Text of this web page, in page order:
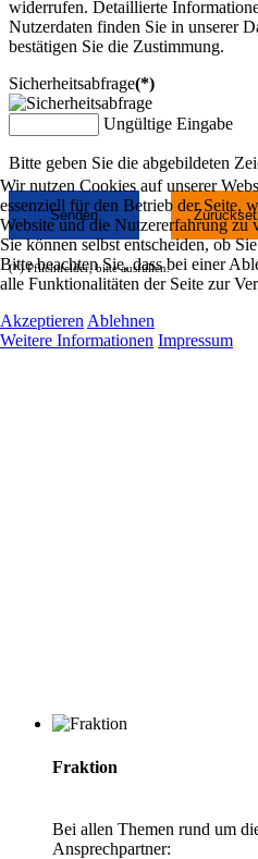
widerrufen. Detaillierte
Nutzerdaten finden Sie in unserer
bestätigen Sie die Zustimmung.
Sicherheitsabfrage(*)
Ungültige Eingabe
Bitte geben Sie die abgebildeten
Senden
(*) Pflichtfelder, bitte ausfüllen.
Fraktion
Bei allen Themen rund um
Ansprechpartner:
Wir nutzen Cookies auf unserer
essenziell für den Betrieb der Seite,
Website und die Nutzererfahrung zu
Sie können selbst entscheiden, ob
Bitte beachten Sie, dass bei einer
alle Funktionalitäten der Seite zur
Akzeptieren Ablehnen
Weitere Informationen Impressum